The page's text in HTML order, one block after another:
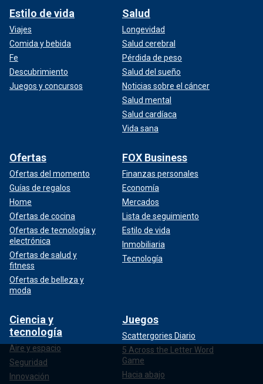
Estilo de vida
Viajes
Comida y bebida
Fe
Descubrimiento
Juegos y concursos
Salud
Longevidad
Salud cerebral
Pérdida de peso
Salud del sueño
Noticias sobre el cáncer
Salud mental
Salud cardíaca
Vida sana
Ofertas
Ofertas del momento
Guías de regalos
Home
Ofertas de cocina
Ofertas de tecnología y
electrónica
Ofertas de salud y
fitness
Ofertas de belleza y
moda
FOX Business
Finanzas personales
Economía
Mercados
Lista de seguimiento
Estilo de vida
Inmobiliaria
Tecnología
Ciencia y
tecnología
Aire y espacio
Seguridad
Innovación
Juegos
Scattergories Diario
5 Across the Letter Word
Game
Hacia abajo